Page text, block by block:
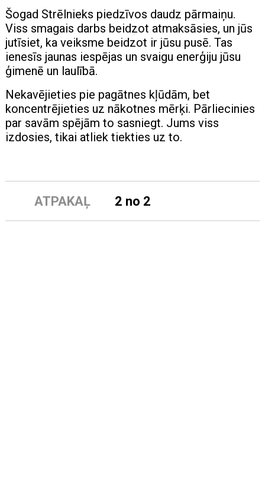
Šogad Strēlnieks piedzīvos daudz pārmaiņu.
Viss smagais darbs beidzot atmaksāsies, un jūs
jutīsiet, ka veiksme beidzot ir jūsu pusē. Tas
ienesīs jaunas iespējas un svaigu enerģiju jūsu
ģimenē un laulībā.
Nekavējieties pie pagātnes kļūdām, bet
koncentrējieties uz nākotnes mērķi. Pārliecinies
par savām spējām to sasniegt. Jums viss
izdosies, tikai atliek tiekties uz to.
ATPAKAĻ 2 no 2